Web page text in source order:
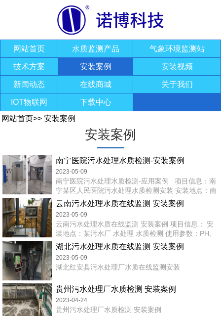
网站首页 水质监测产品 气象环境监测站
技术方案 安装案例 安装视频
新闻动态 在线商城 关于我们
IOT物联网
下载中心
网站首页>> 安装案例
安装案例
南宁医院污水处理水质检测-安装案例
2023-05-09
南宁医院污水处理水质检测-应用案例 项目信息：南
宁某区人民医院污水处理水质检测安装 安装地点：南
宁 安装环境：污水处理 仪器设备：多参数水质分析系
统 检测参数：pH、余氯、悬浮物 安装方式：壁挂安
装 售前服务：技术指导
云南污水处理水质在线监测 安装案例
2023-05-09
云南污水处理水质在线监测 安装案例 项目信息： 安
装地点：某污水厂 水处理 水质检测 使用参数：PH、
浊度、溶氧 售前服务：技术现场安装指导
湖北污水处理水质在线监测 安装案例
2023-05-09
湖北红安县污水处理厂水质在线监测安装
贵州污水处理厂水质检测 安装案例
2023-04-24
贵州污水处理厂水质检测 安装案例